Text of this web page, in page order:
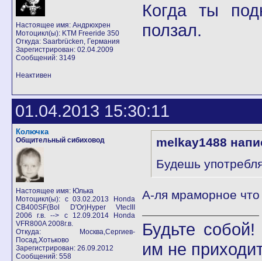
Настоящее имя: Андрюхрен
Мотоцикл(ы): KTM Freeride 350
Откуда: Saarbrücken, Германия
Зарегистрирован: 02.04.2009
Сообщений: 3149
Когда ты
ползал.
Неактивен
01.04.2013 15:30:11
Колючка
Общительный сибиховод
Настоящее имя: Юлька
Мотоцикл(ы): с 03.02.2013 Honda
CB400SF(Bol D'Or)Hyper VtecIII
2006 г.в. --> с 12.09.2014 Honda
VFR800A 2008г.в.
Откуда: Москва,Сергиев-
Посад,Хотьково
Зарегистрирован: 26.09.2012
Сообщений: 558
melkay1488
Будешь
А-ля мраморное
Будьте
им не